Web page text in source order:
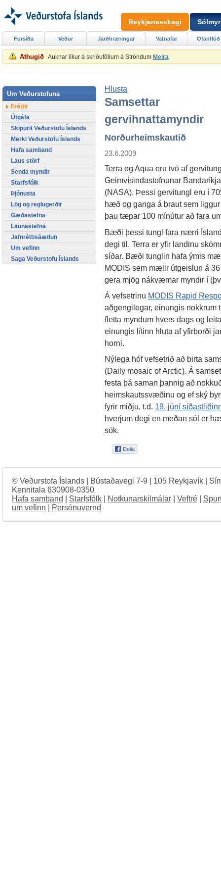
Athugið Auknar líkur á skriðuföllum á Ströndum Meira
Hlusta
Samsettar
gervihnattamyndir
Norðurheimskautið
23.6.2009
Terra og Aqua eru tvö af
Geimvísindastofnunar
(NASA). Þessi gervitungl eru í
hæð og ganga á braut sem
þau tæpar 100 mínútur að fara
Bæði þessi tungl fara nærri
degi til. Terra er yfir landinu
síðar. Bæði tunglin hafa ýmis
MODIS sem mælir útgeislun á
gera mjög nákvæmar myndir í
Á vefsetrinu MODIS Rapid
aðgengilegar, einungis
fletta myndum hvers dags og
einungis lítinn hluta af yfirborði
horni.
Nýlega hóf vefsetrið að birta
(Daily mosaic of Arctic). Á
festa þá saman þannig að
heimskautssvæðinu og ef ský
fyrir miðju, t.d. 19. júní
hverjum degi en meðan sól er
sök.
Forsíða Veður Jarðhræringar Vatnafar Ofanflóð
Um Veðurstofuna
Fréttir
Útgáfa
Skipurit Veðurstofu Íslands
Merki Veðurstofu Íslands
Hafa samband
Laus störf
Senda myndir
Starfsfólk
Þjónusta
Lög og reglugerðir
Gæðastefna
Launastefna
Jafnréttisáætlun
Um vefinn
Saga Veðurstofu Íslands
Reykjanesskagi
© Veðurstofa Íslands | Bústaðavegi 7-9 | 105 Reykjavík |
Kennitala 630908-0350
Hafa samband
Starfsfólk Notkunarskilmálar Veftré
um vefinn
Persónuvernd